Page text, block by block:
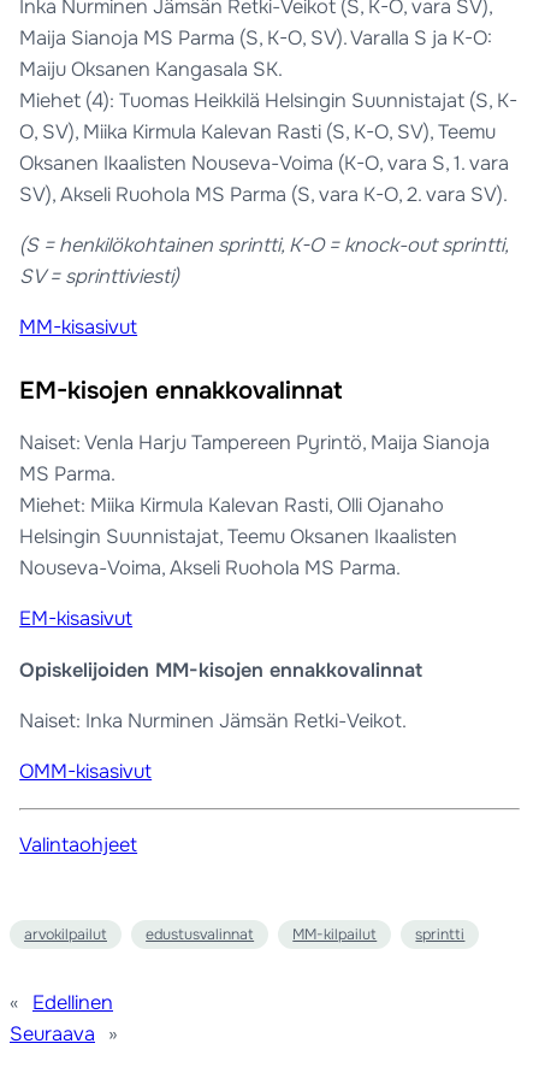
Inka Nurminen Jämsän Retki-Veikot (S, K-O, vara SV),
Maija Sianoja MS Parma (S, K-O, SV). Varalla S ja K-O:
Maiju Oksanen Kangasala SK.
Miehet (4): Tuomas Heikkilä Helsingin Suunnistajat (S, K-
O, SV), Miika Kirmula Kalevan Rasti (S, K-O, SV), Teemu
Oksanen Ikaalisten Nouseva-Voima (K-O, vara S, 1. vara
SV), Akseli Ruohola MS Parma (S, vara K-O, 2. vara SV).
(S = henkilökohtainen sprintti, K-O = knock-out sprintti,
SV = sprinttiviesti)
MM-kisasivut
EM-kisojen ennakkovalinnat
Naiset: Venla Harju Tampereen Pyrintö, Maija Sianoja
MS Parma.
Miehet: Miika Kirmula Kalevan Rasti, Olli Ojanaho
Helsingin Suunnistajat, Teemu Oksanen Ikaalisten
Nouseva-Voima, Akseli Ruohola MS Parma.
EM-kisasivut
Opiskelijoiden MM-kisojen ennakkovalinnat
Naiset: Inka Nurminen Jämsän Retki-Veikot.
OMM-kisasivut
Valintaohjeet
arvokilpailut edustusvalinnat MM-kilpailut sprintti
«
Edellinen
Seuraava
»